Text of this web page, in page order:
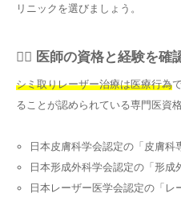
リニックを選びましょう。
👨‍⚕️ 医師の資格と経験を確
シミ取りレーザー治療は医療行為
ることが認められている専門医資
日本皮膚科学会認定の「皮膚科
日本形成外科学会認定の「形成
日本レーザー医学会認定の「レ